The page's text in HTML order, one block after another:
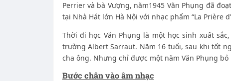
Perrier và bà Vượng, năm1945 Văn Phụng đã
tại Nhà Hát lớn Hà Nội với nhạc phẩm “La Prière
Thời đi học Văn Phụng là một học sinh xuất
trường Albert Sarraut. Năm 16 tuổi, sau khi tốt
cha ông. Nhưng chỉ được một năm Văn Phụng bỏ
Bước chân vào âm nhạc